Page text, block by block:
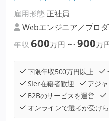
雇用形態 正社員
Webエンジニア／プロ
年収 600万円 〜 900万
下限年収500万円以上
SIer在籍者歓迎
アジ
B2Bのサービスを運営
オンラインで選考が受け